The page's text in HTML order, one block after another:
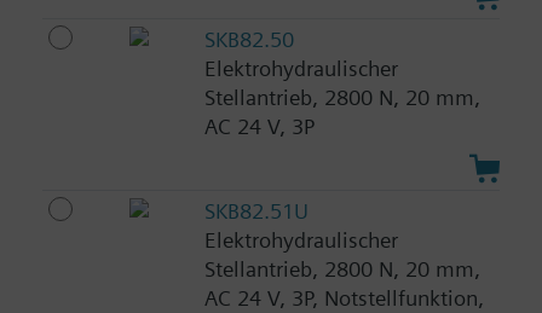
SKB82.50
Elektrohydraulischer
Stellantrieb, 2800 N, 20 mm,
AC 24 V, 3P
SKB82.51U
Elektrohydraulischer
Stellantrieb, 2800 N, 20 mm,
AC 24 V, 3P, Notstellfunktion,